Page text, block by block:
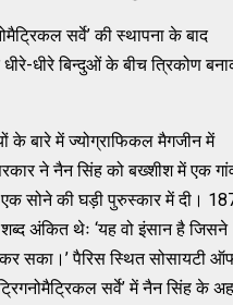
सर्वे’ की स्थापना के बाद
धीरे बिन्दुओं के बीच त्रिकोण
बारे में ज्योग्राफिकल मैगजीन में
ने नैन सिंह को बख्शीश में एक
सोने की घड़ी पुरुस्कार में दी।
अंकित थेः ‘यह वो इंसान है जिसने
कर सका।’ पैरिस स्थित सोसायटी
सर्वे’ में नैन सिंह के